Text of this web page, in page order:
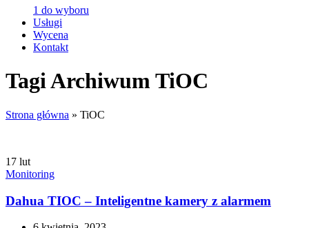
1 do wyboru
Usługi
Wycena
Kontakt
Tagi Archiwum TiOC
Strona główna » TiOC
17 lut
Monitoring
Dahua TIOC – Inteligentne kamery z alarmem